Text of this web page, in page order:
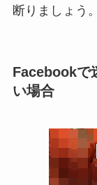
断りましょう。
Facebookで
い場合